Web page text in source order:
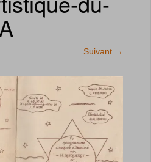
Suivant →